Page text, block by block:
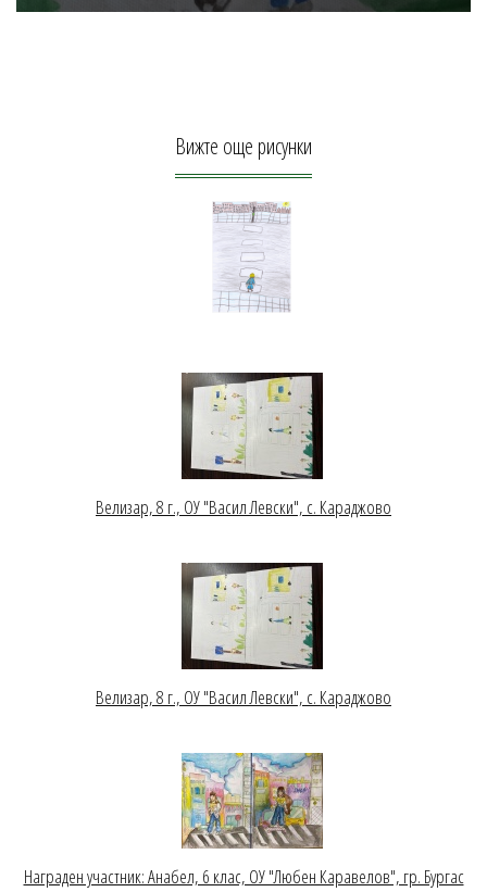
Вижте още рисунки
Велизар, 8 г., ОУ "Васил Левски", с. Караджово
Велизар, 8 г., ОУ "Васил Левски", с. Караджово
Награден участник: Анабел, 6 клас, ОУ "Любен Каравелов", гр. Бургас